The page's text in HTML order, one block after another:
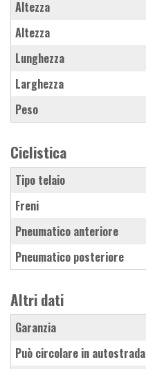
Altezza
Altezza
Lunghezza
Larghezza
Peso
Ciclistica
Tipo telaio
Freni
Pneumatico anteriore
Pneumatico posteriore
Altri dati
Garanzia
Può circolare in autostrada